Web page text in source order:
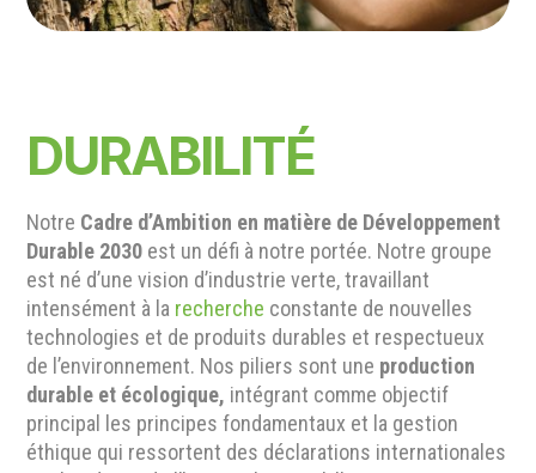
DURABILITÉ
Notre Cadre d’Ambition en matière de Développement
Durable 2030 est un défi à notre portée. Notre groupe
est né d’une vision d’industrie verte, travaillant
intensément à la recherche constante de nouvelles
technologies et de produits durables et respectueux
de l’environnement. Nos piliers sont une production
durable et écologique, intégrant comme objectif
principal les principes fondamentaux et la gestion
éthique qui ressortent des déclarations internationales